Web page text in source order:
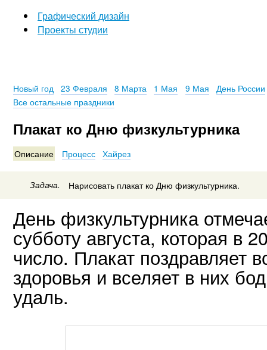
Графический дизайн
Проекты студии
Новый год 23 Февраля 8 Марта 1 Мая 9 Мая
День России
Все остальные праздники
Плакат ко Дню физкультурника
Описание Процесс Хайрез
Задача. Нарисовать плакат ко Дню физкультурника.
День физкультурника
субботу августа, которая в
число. Плакат поздравляет
здоровья и вселяет в них
удаль.